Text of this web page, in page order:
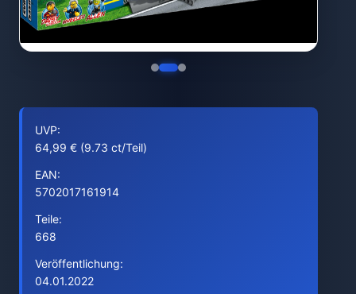
UVP:
64,99 € (9.73 ct/Teil)
EAN:
5702017161914
Teile:
668
Veröffentlichung:
04.01.2022